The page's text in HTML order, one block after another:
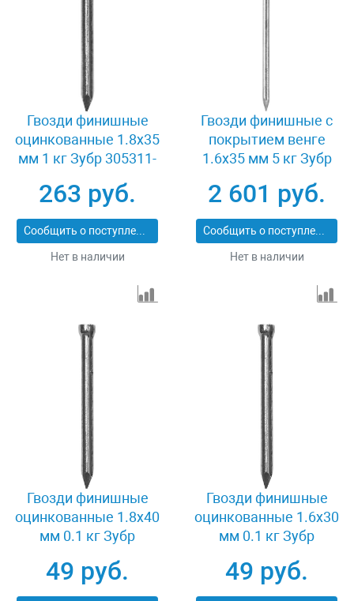
Гвозди финишные
оцинкованные 1.8x35
мм 1 кг Зубр 305311-
263 руб.
Сообщить о поступлении
Нет в наличии
Гвозди финишные с
покрытием венге
1.6x35 мм 5 кг Зубр
2 601 руб.
Сообщить о поступлении
Нет в наличии
Гвозди финишные
оцинкованные 1.8x40
мм 0.1 кг Зубр
49 руб.
Гвозди финишные
оцинкованные 1.6x30
мм 0.1 кг Зубр
49 руб.